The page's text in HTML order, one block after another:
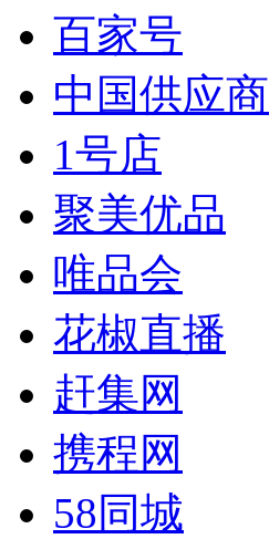
百家号
中国供应商
1号店
聚美优品
唯品会
花椒直播
赶集网
携程网
58同城